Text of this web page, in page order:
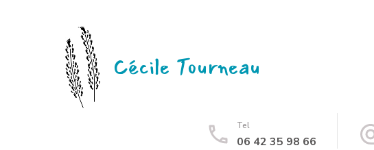
Cécile Tourneau
Tel
06 42 35 98 66